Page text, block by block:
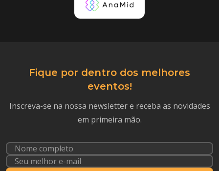
Fique por dentro dos melhores
eventos!
Inscreva-se na nossa newsletter e receba as novidades
em primeira mão.